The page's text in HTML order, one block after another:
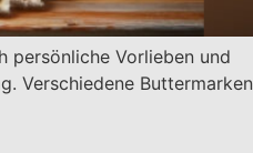
persönliche Vorlieben und
Verschiedene Buttermarken